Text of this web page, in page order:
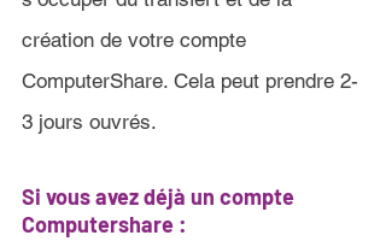
création de votre compte
ComputerShare. Cela peut prendre 2-
3 jours ouvrés.
Si vous avez déjà un compte
Computershare :